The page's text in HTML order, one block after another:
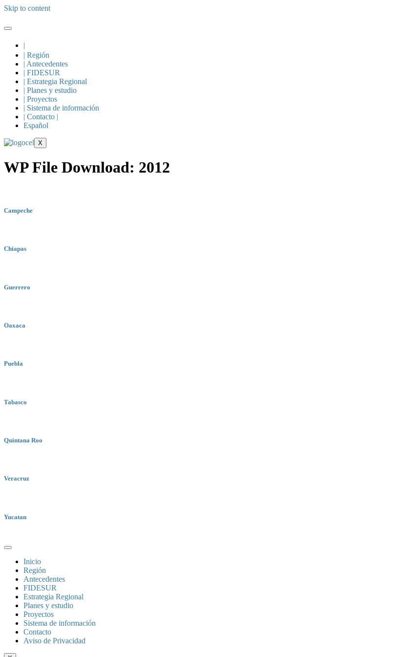
Skip to content
|
| Región
| Antecedentes
| FIDESUR
| Estrategia Regional
| Planes y estudio
| Proyectos
| Sistema de información
| Contacto |
Español
X
WP File Download: 2012
Campeche
Chiapas
Guerrero
Oaxaca
Puebla
Tabasco
Quintana Roo
Veracruz
Yucatan
Inicio
Región
Antecedentes
FIDESUR
Estrategia Regional
Planes y estudio
Proyectos
Sistema de información
Contacto
Aviso de Privacidad